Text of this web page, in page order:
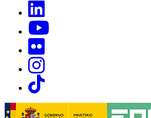
Links, Opens in this window
Links, Opens in this window
Links, Opens in this window
Links, Opens in this window